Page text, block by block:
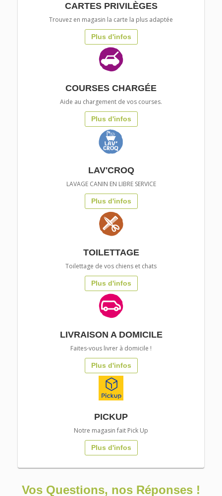
CARTES PRIVILÈGES
Trouvez en magasin la carte la plus adaptée
Plus d'infos
COURSES CHARGÉE
Aide au chargement de vos courses.
Plus d'infos
LAV'CROQ
LAVAGE CANIN EN LIBRE SERVICE
Plus d'infos
TOILETTAGE
Toilettage de vos chiens et chats
Plus d'infos
LIVRAISON A DOMICILE
Faites-vous livrer à domicile !
Plus d'infos
PICKUP
Notre magasin fait Pick Up
Plus d'infos
Vos Questions, nos Réponses !